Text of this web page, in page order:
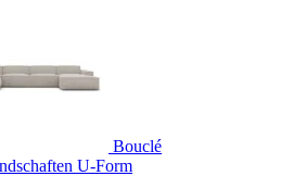
Bouclé
U-Form